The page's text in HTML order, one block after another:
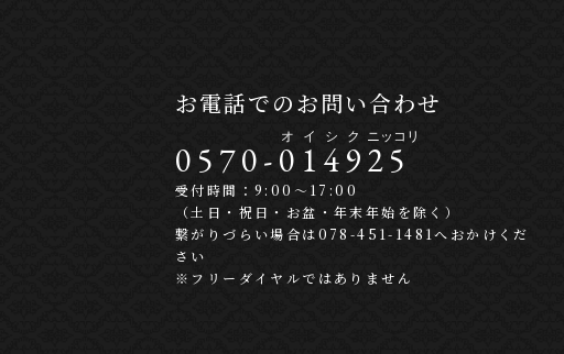
お電話でのお問い合わせ
0570-0 1 4925
受付時間：9:00〜17:00
（土日・祝日・お盆・年末年始を除く）
繋がりづらい場合は078-451-1481へおかけくだ
さい
※フリーダイヤルではありません